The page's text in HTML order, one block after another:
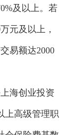
及以上。若
元及以上，
易额达2000
海创业投资
上高级管理职